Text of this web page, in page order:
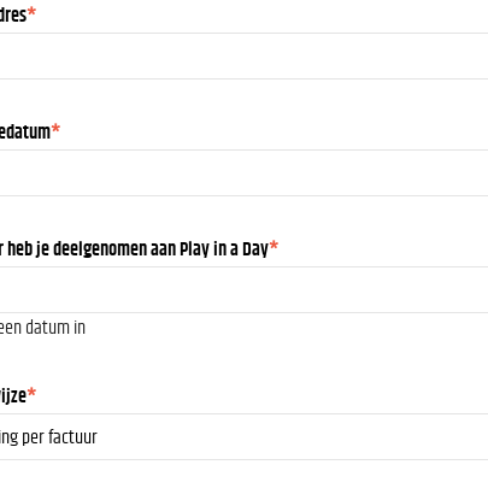
*
*
heb je deelgenomen aan Play in a Day*
datum in
*